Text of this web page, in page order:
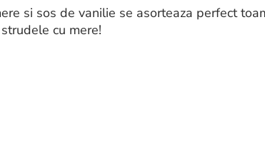
si sos de vanilie se asorteaza perfect
cu mere!